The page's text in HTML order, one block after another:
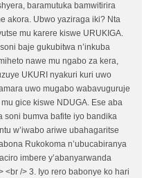
baramutuka bamwitirira
akora. Ubwo yaziraga iki? Nta
mu karere kiswe URUKIGA.
baje gukubitwa n’inkuba
nawe mu ngabo za kera,
UKURI nyakuri kuri uwo
uwo mugabo wabavuguruje
gice kiswe NDUGA. Ese aba
soni bumva bafite iyo bandika
w’iwabo ariwe ubahagaritse
Rukokoma n’ubucabiranya
imbere y’abanyarwanda
<br /> 3. Iyo rero babonye ko hari